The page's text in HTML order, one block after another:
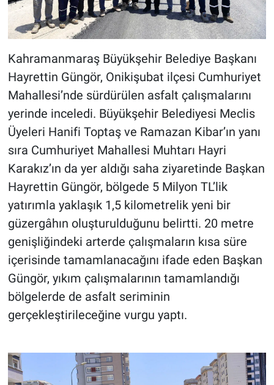
Kahramanmaraş Büyükşehir Belediye Başkanı
Hayrettin Güngör, Onikişubat ilçesi Cumhuriyet
Mahallesi’nde sürdürülen asfalt çalışmalarını
yerinde inceledi. Büyükşehir Belediyesi Meclis
Üyeleri Hanifi Toptaş ve Ramazan Kibar’ın yanı
sıra Cumhuriyet Mahallesi Muhtarı Hayri
Karakız’ın da yer aldığı saha ziyaretinde Başkan
Hayrettin Güngör, bölgede 5 Milyon TL’lik
yatırımla yaklaşık 1,5 kilometrelik yeni bir
güzergâhın oluşturulduğunu belirtti. 20 metre
genişliğindeki arterde çalışmaların kısa süre
içerisinde tamamlanacağını ifade eden Başkan
Güngör, yıkım çalışmalarının tamamlandığı
bölgelerde de asfalt seriminin
gerçekleştirileceğine vurgu yaptı.